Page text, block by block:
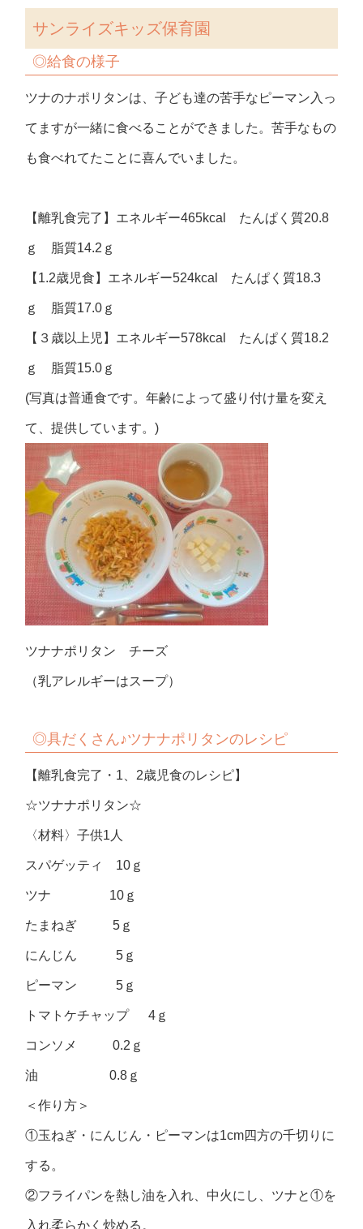
サンライズキッズ保育園
◎給食の様子
ツナのナポリタンは、子ども達の苦手なピーマン入っ
てますが一緒に食べることができました。苦手なもの
も食べれてたことに喜んでいました。
【離乳食完了】エネルギー465kcal たんぱく質20.8
ｇ 脂質14.2ｇ
【1.2歳児食】エネルギー524kcal たんぱく質18.3
ｇ 脂質17.0ｇ
【３歳以上児】エネルギー578kcal たんぱく質18.2
ｇ 脂質15.0ｇ
(写真は普通食です。年齢によって盛り付け量を変え
て、提供しています。)
ツナナポリタン チーズ
（乳アレルギーはスープ）
◎具だくさん♪ツナナポリタンのレシピ
【離乳食完了・1、2歳児食のレシピ】
☆ツナナポリタン☆
〈材料〉子供1人
スパゲッティ 10ｇ
ツナ 10ｇ
たまねぎ 5ｇ
にんじん 5ｇ
ピーマン 5ｇ
トマトケチャップ 4ｇ
コンソメ 0.2ｇ
油 0.8ｇ
＜作り方＞
①玉ねぎ・にんじん・ピーマンは1cm四方の千切りに
する。
②フライパンを熱し油を入れ、中火にし、ツナと①を
入れ柔らかく炒める。